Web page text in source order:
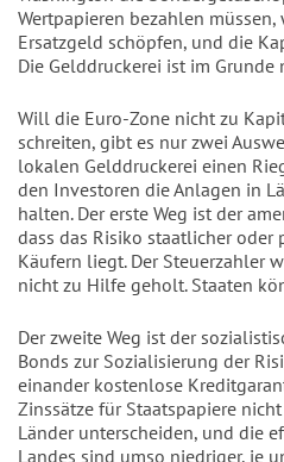
Wertpapieren bezahlen
Ersatzgeld schöpfen, und die
Die Gelddruckerei ist im
Will die Euro-Zone nicht zu
schreiten, gibt es nur zwei
lokalen Gelddruckerei einen
den Investoren die Anlagen in
halten. Der erste Weg ist der
dass das Risiko staatlicher oder
Käufern liegt. Der Steuerzahler
nicht zu Hilfe geholt. Staaten
Der zweite Weg ist der
Bonds zur Sozialisierung der
einander kostenlose
Zinssätze für Staatspapiere
Länder unterscheiden, und die
Landes sind umso niedriger, je